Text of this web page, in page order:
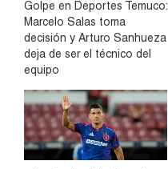
Golpe en Deportes Temuco:
Marcelo Salas toma
decisión y Arturo Sanhueza
deja de ser el técnico del
equipo